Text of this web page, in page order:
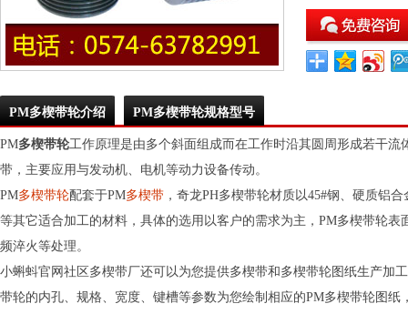
PM多楔带轮介绍 PM多楔带轮规格型号
PM多楔带轮工作原理是由多个斜面组成而在工作时沿其圆周形成若干流
带，主要应用与发动机、电机等动力设备传动。
PM多楔带轮配套于PM多楔带 ，奇龙PH多楔带轮材质以45#钢、硬质铝合
等其它适合加工的材料，具体的选用以客户的需求为主，PM多楔带轮表面
频淬火等处理。
小蝌蚪官网社区多楔带厂还可以为您提供多楔带和多楔带轮图纸生产加工
带轮的内孔、规格、宽度、键槽等参数为您绘制相应的PM多楔带轮图纸